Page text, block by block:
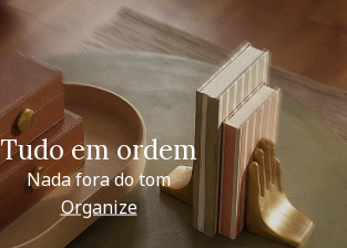
Tudo em ordem
Nada fora do tom
Organize